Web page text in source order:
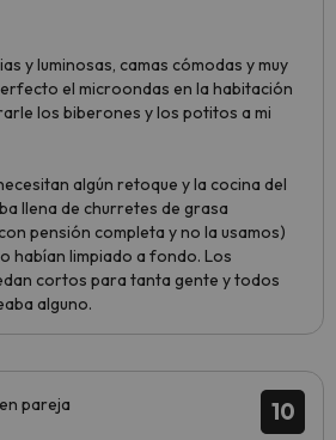
y luminosas, camas cómodas y muy
el microondas en la habitación
los biberones y los potitos a mi
algún retoque y la cocina del
llena de churretes de grasa
pensión completa y no la usamos)
habían limpiado a fondo. Los
cortos para tanta gente y todos
alguno.
10
pareja